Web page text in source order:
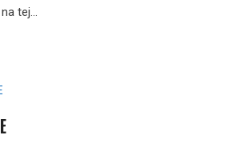
tej…